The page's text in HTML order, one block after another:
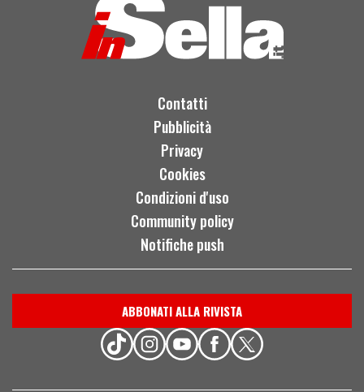
Contatti
Pubblicità
Privacy
Cookies
Condizioni d'uso
Community policy
Notifiche push
ABBONATI ALLA RIVISTA